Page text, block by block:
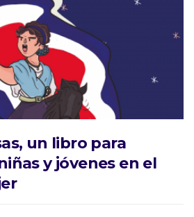
un libro para
y jóvenes en el